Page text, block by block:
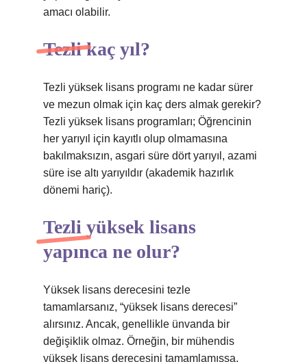
amacı olabilir.
Tezli kaç yıl?
Tezli yüksek lisans programı ne kadar sürer
ve mezun olmak için kaç ders almak gerekir?
Tezli yüksek lisans programları; Öğrencinin
her yarıyıl için kayıtlı olup olmamasına
bakılmaksızın, asgari süre dört yarıyıl, azami
süre ise altı yarıyıldır (akademik hazırlık
dönemi hariç).
Tezli yüksek lisans
yapınca ne olur?
Yüksek lisans derecesini tezle
tamamlarsanız, “yüksek lisans derecesi”
alırsınız. Ancak, genellikle ünvanda bir
değişiklik olmaz. Örneğin, bir mühendis
yüksek lisans derecesini tamamlamışsa,